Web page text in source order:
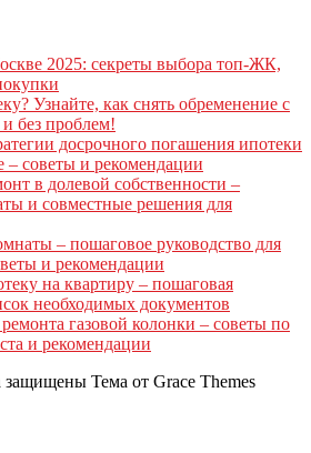
2025: секреты выбора топ-ЖК,
Узнайте, как снять обременение с
без проблем!
досрочного погашения ипотеки
– советы и рекомендации
в долевой собственности –
и совместные решения для
– пошаговое руководство для
и рекомендации
на квартиру – пошаговая
необходимых документов
газовой колонки – советы по
и рекомендации
Тема от Grace Themes